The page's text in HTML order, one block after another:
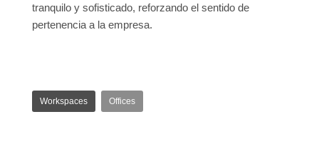
tranquilo y sofisticado, reforzando el sentido de
pertenencia a la empresa.
Workspaces Offices